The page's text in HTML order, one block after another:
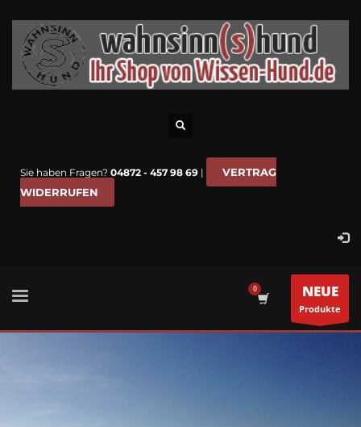
Sie haben Fragen? 04872 - 457 98 69 |
VERTRAG
WIDERRUFEN
NEUE
Produkte